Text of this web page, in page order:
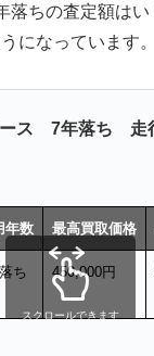
落ちの査定額は
になっています。
ース 7年落ち
年数 最高買取価格
ち 450,000円
スクロールできます